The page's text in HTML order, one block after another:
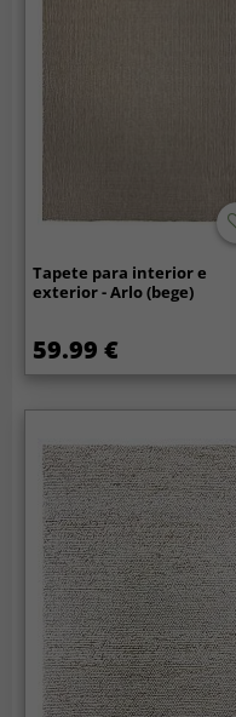
Tapete para interior e
exterior - Arlo (bege)
59.99 €